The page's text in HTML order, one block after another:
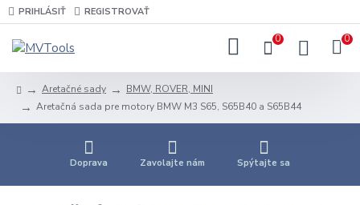
PRIHLÁSIŤ REGISTROVAŤ
0 0
Aretačné sady
BMW, ROVER, MINI
Aretačná sada pre motory BMW M3 S65, S65B40 a S65B44
Doprava Zavolajte nám Spýtajte sa